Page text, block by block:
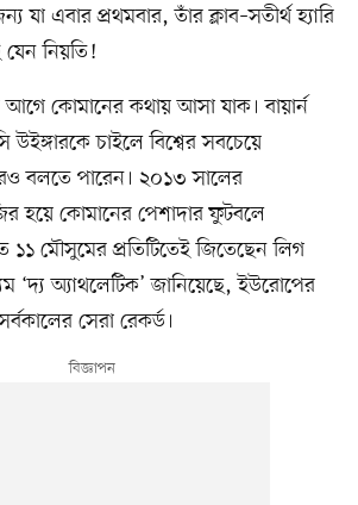
যা এবার প্রথমবার, তাঁর ক্লাব–সতীর্থ হ্যারি
নিয়তি!
আগে কোমানের কথায় আসা যাক। বায়ার্ন
চাইলে বিশ্বের সবচেয়ে
বলতে পারেন। ২০১৩ সালের
হয়ে কোমানের পেশাদার ফুটবলে
মৌসুমের প্রতিটিতেই জিতেছেন লিগ
‘দ্য অ্যাথলেটিক’ জানিয়েছে, ইউরোপের
সেরা রেকর্ড।